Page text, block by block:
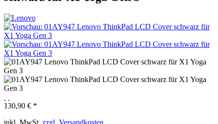
130,90 € *
inkl. MwSt. zzgl. Versandkosten